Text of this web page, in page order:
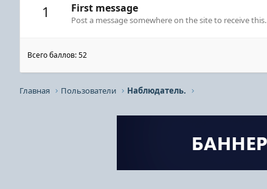
1 First message
Post a message somewhere on the site to receive this.
Всего баллов: 52
Главная Пользователи Наблюдатель.